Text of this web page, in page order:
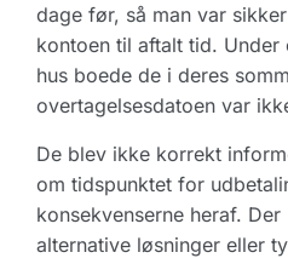
dage før, så man var
kontoen til aftalt tid.
hus boede de i deres
overtagelsesdatoen var
De blev ikke korrekt
om tidspunktet for
konsekvenserne heraf.
alternative løsninger eller